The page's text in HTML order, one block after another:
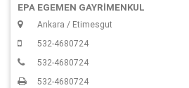
EPA EGEMEN GAYRİMENKUL
Ankara / Etimesgut
532-4680724
532-4680724
532-4680724